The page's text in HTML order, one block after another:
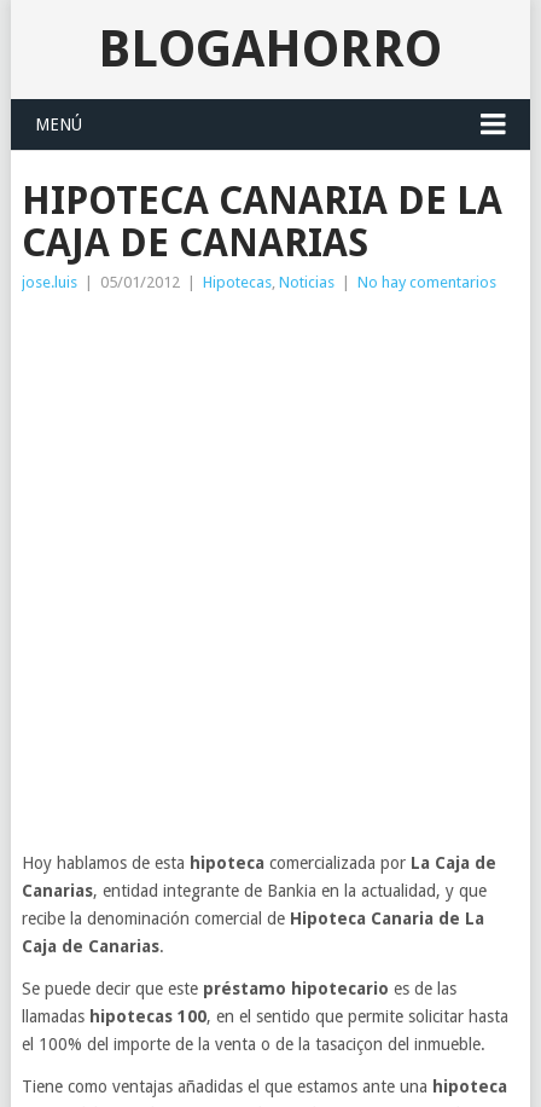
BLOGAHORRO
MENÚ
HIPOTECA CANARIA DE LA
CAJA DE CANARIAS
jose.luis 05/01/2012 Hipotecas, Noticias No hay comentarios
Hoy hablamos de esta hipoteca comercializada porLa Caja de
Canarias, entidad integrante de Bankia en la actualidad, y que
recibe la denominación comercial de Hipoteca Canaria de La
Caja de Canarias.
Se puede decir que este préstamo hipotecario es de las
llamadashipotecas 100, en el sentido que permite solicitar hasta
el 100% del importe de la venta o de la tasaciçon del inmueble.
Tiene como ventajas añadidas el que estamos ante una hipoteca